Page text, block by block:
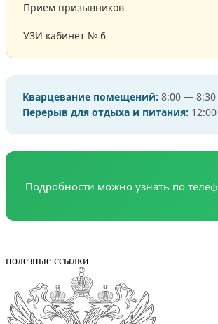
Приём призывников
УЗИ кабинет № 6
Кварцевание помещений: 8:00 —
Перерыв для отдыха и питания:
Подробности можно узнать по
полезные ссылки